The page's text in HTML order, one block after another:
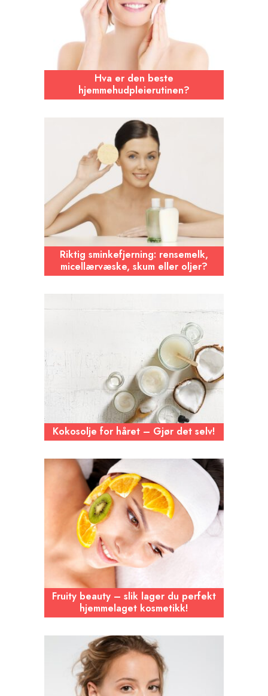
Hva er den beste
hjemmehudpleierutinen?
Riktig sminkefjerning: rensemelk,
micellærvæske, skum eller oljer?
Kokosolje for håret – Gjør det selv!
Fruity beauty – slik lager du perfekt
hjemmelaget kosmetikk!